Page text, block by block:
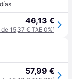
46,13 €
15,37 € TAE 0%¹
57,99 €